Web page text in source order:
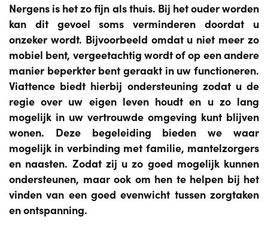
Nergens is het zo fijn als thuis. Bij het ouder worden
kan dit gevoel soms verminderen doordat u
onzeker wordt. Bijvoorbeeld omdat u niet meer zo
mobiel bent, vergeetachtig wordt of op een andere
manier beperkter bent geraakt in uw functioneren.
Viattence biedt hierbij ondersteuning zodat u de
regie over uw eigen leven houdt en u zo lang
mogelijk in uw vertrouwde omgeving kunt blijven
wonen. Deze begeleiding bieden we waar
mogelijk in verbinding met familie, mantelzorgers
en naasten. Zodat zij u zo goed mogelijk kunnen
ondersteunen, maar ook om hen te helpen bij het
vinden van een goed evenwicht tussen zorgtaken
en ontspanning.